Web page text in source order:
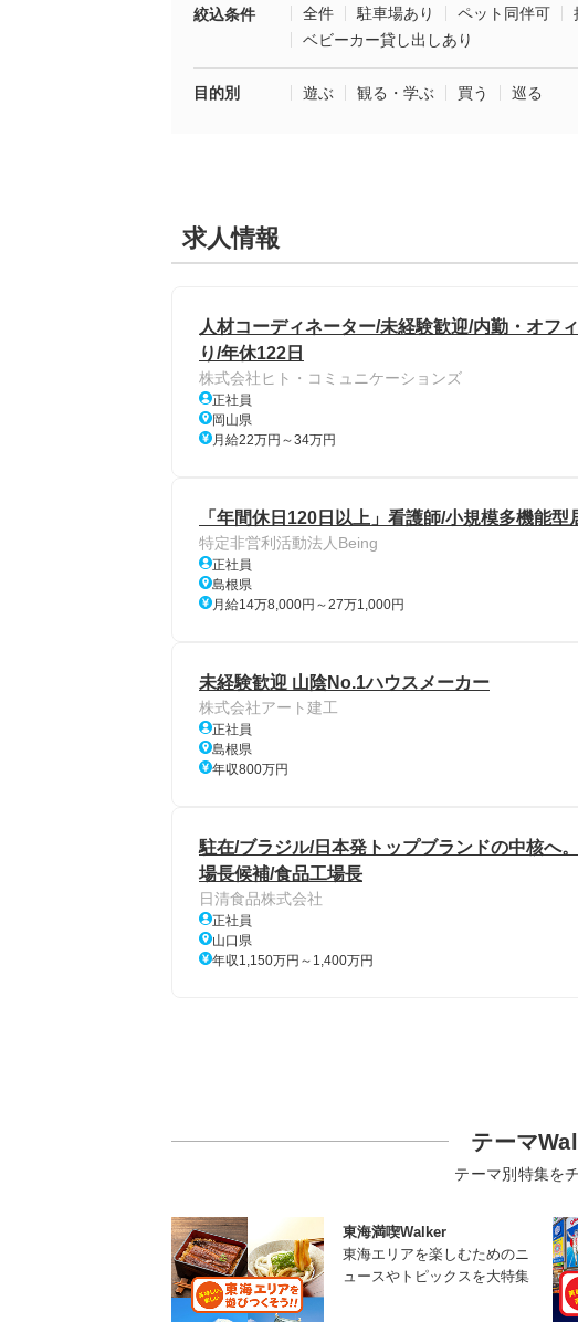
絞込条件 全件 駐車場あり ペット同伴可
ベビーカー貸し出しあり
目的別 遊ぶ 観る・学ぶ 買う 巡る
求人情報
人材コーディネーター/未経験歓迎/内勤・オフ
り/年休122日
株式会社ヒト・コミュニケーションズ
正社員
岡山県
月給22万円～34万円
「年間休日120日以上」看護師/小規模多機能型
特定非営利活動法人Being
正社員
島根県
月給14万8,000円～27万1,000円
未経験歓迎 山陰No.1ハウスメーカー
株式会社アート建工
正社員
島根県
年収800万円
駐在/ブラジル/日本発トップブランドの中核へ
場長候補/食品工場長
日清食品株式会社
正社員
山口県
年収1,150万円～1,400万円
テーマ
テーマ別特集を
東海満喫Walker
東海エリアを楽しむためのニ
ュースやトピックスを大特集